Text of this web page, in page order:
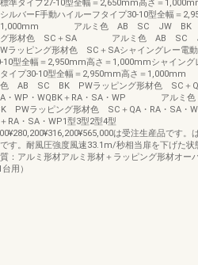
準タイプ27-10型全幅＝2,650mm高さ＝
ルバーF手動ハイルーフタイプ30-10型全幅＝
1,000mm アルミ色 AB SC JW BK
グ形材色 SC＋SA アルミ色 AB SC
ラッピング形材色 SC＋SAシャイングレー電動
10型全幅＝2,950mm高さ＝1,000mmシャイング
タイプ30-10型全幅＝2,950mm高さ＝
色 AB SC BK PWラッピング形材色 SC＋
・WP・WQBK＋RA・SA・WP アルミ
PWラッピング形材色 SC＋QA・RA・SA・
RA・SA・WP1型3型2型4型
は受注生産品です。
す。耐風圧強度風速33.1m/秒相当扉を下げた状
：アルミ形材アルミ形材＋ラッピング形材オー
用）